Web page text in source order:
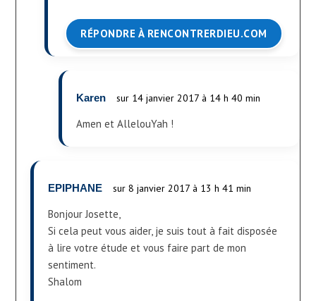
RÉPONDRE À RENCONTRERDIEU.COM
Karen sur 14 janvier 2017 à 14 h 40 min
Amen et AllelouYah !
EPIPHANE sur 8 janvier 2017 à 13 h 41 min
Bonjour Josette,
Si cela peut vous aider, je suis tout à fait disposée
à lire votre étude et vous faire part de mon
sentiment.
Shalom